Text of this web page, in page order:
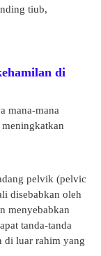
tiub,
di
mana-mana
pelvik (pelvic
disebabkan oleh
menyebabkan
tanda-tanda
di luar rahim yang